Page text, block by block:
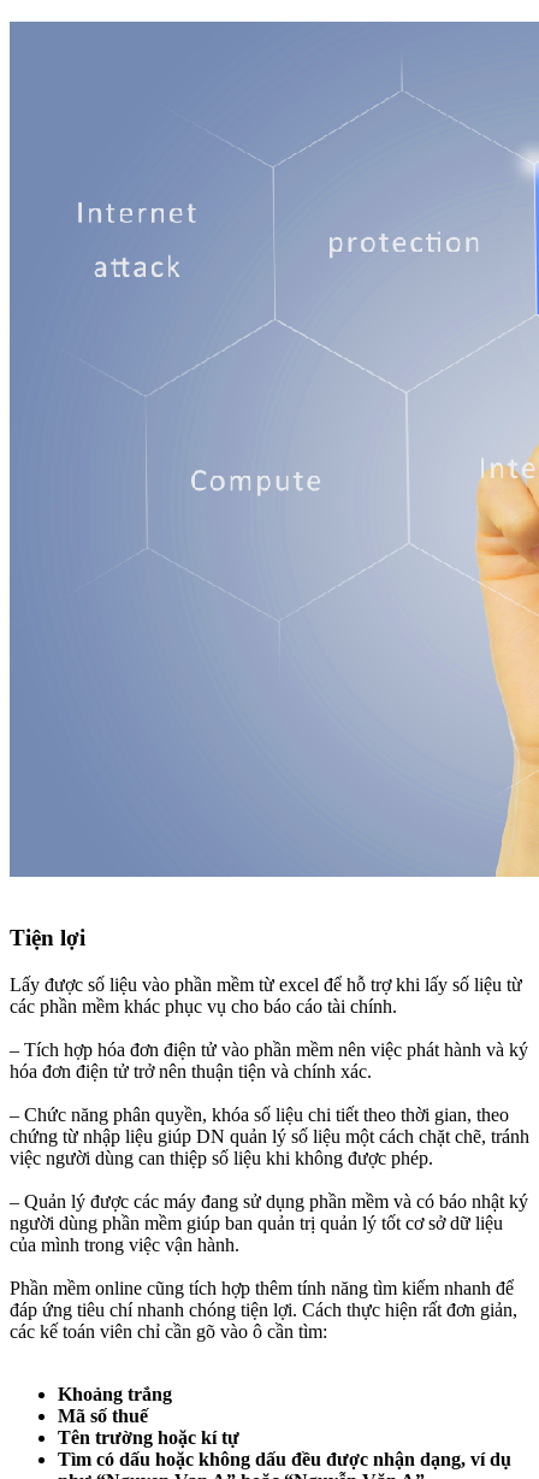
Tiện lợi
Lấy được số liệu vào phần mềm từ excel để hỗ trợ khi lấy số liệu từ
các phần mềm khác phục vụ cho báo cáo tài chính.
– Tích hợp hóa đơn điện tử vào phần mềm nên việc phát hành và ký
hóa đơn điện tử trở nên thuận tiện và chính xác.
– Chức năng phân quyền, khóa số liệu chi tiết theo thời gian, theo
chứng từ nhập liệu giúp DN quản lý số liệu một cách chặt chẽ, tránh
việc người dùng can thiệp số liệu khi không được phép.
– Quản lý được các máy đang sử dụng phần mềm và có báo nhật ký
người dùng phần mềm giúp ban quản trị quản lý tốt cơ sở dữ liệu
của mình trong việc vận hành.
Phần mềm online cũng tích hợp thêm tính năng tìm kiếm nhanh để
đáp ứng tiêu chí nhanh chóng tiện lợi. Cách thực hiện rất đơn giản,
các kế toán viên chỉ cần gõ vào ô cần tìm:
Khoảng trắng
Mã số thuế
Tên trường hoặc kí tự
Tìm có dấu hoặc không dấu đều được nhận dạng, ví dụ